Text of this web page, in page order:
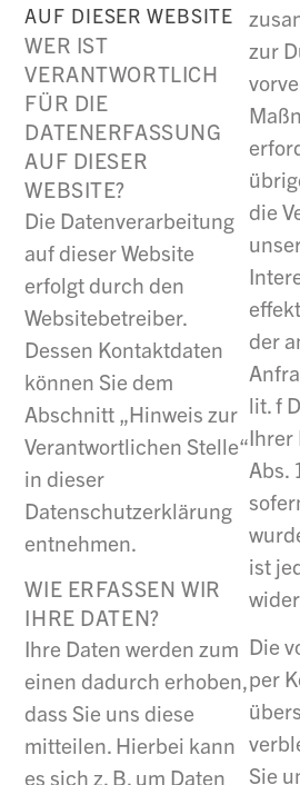
AUF DIESER WEBSITE
WER IST
VERANTWORTLICH
FÜR DIE
DATENERFASSUNG
AUF DIESER
WEBSITE?
Die Datenverarbeitung
auf dieser Website
erfolgt durch den
Websitebetreiber.
Dessen Kontaktdaten
können Sie dem
Abschnitt „Hinweis zur
Verantwortlichen Stelle“
in dieser
Datenschutzerklärung
entnehmen.
WIE ERFASSEN WIR
IHRE DATEN?
Ihre Daten werden zum
einen dadurch erhoben,
dass Sie uns diese
mitteilen. Hierbei kann
es sich z. B. um Daten
zur
die
der
lit. f
Ihrer
Abs.
ist
Die
per
Sie